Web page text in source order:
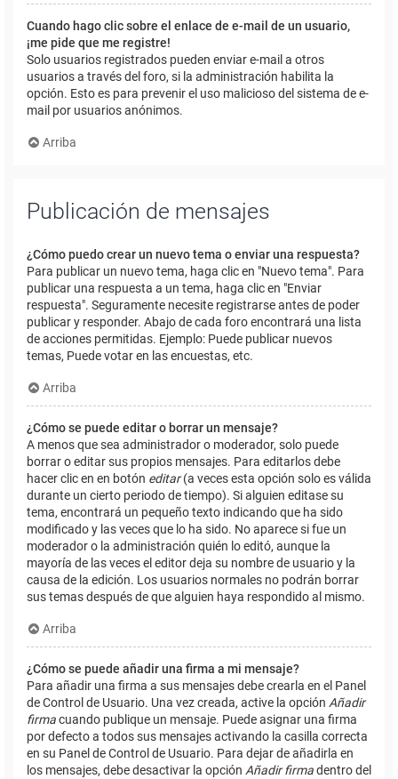
Cuando hago clic sobre el enlace de e-mail de un usuario,
¡me pide que me registre!
Solo usuarios registrados pueden enviar e-mail a otros
usuarios a través del foro, si la administración habilita la
opción. Esto es para prevenir el uso malicioso del sistema de e-
mail por usuarios anónimos.
Arriba
Publicación de mensajes
¿Cómo puedo crear un nuevo tema o enviar una respuesta?
Para publicar un nuevo tema, haga clic en "Nuevo tema". Para
publicar una respuesta a un tema, haga clic en "Enviar
respuesta". Seguramente necesite registrarse antes de poder
publicar y responder. Abajo de cada foro encontrará una lista
de acciones permitidas. Ejemplo: Puede publicar nuevos
temas, Puede votar en las encuestas, etc.
Arriba
¿Cómo se puede editar o borrar un mensaje?
A menos que sea administrador o moderador, solo puede
borrar o editar sus propios mensajes. Para editarlos debe
hacer clic en en botón editar(a veces esta opción solo es válida
durante un cierto periodo de tiempo). Si alguien editase su
tema, encontrará un pequeño texto indicando que ha sido
modificado y las veces que lo ha sido. No aparece si fue un
moderador o la administración quién lo editó, aunque la
mayoría de las veces el editor deja su nombre de usuario y la
causa de la edición. Los usuarios normales no podrán borrar
sus temas después de que alguien haya respondido al mismo.
Arriba
¿Cómo se puede añadir una firma a mi mensaje?
Para añadir una firma a sus mensajes debe crearla en el Panel
de Control de Usuario. Una vez creada, active la opción Añadir
firmacuando publique un mensaje. Puede asignar una firma
por defecto a todos sus mensajes activando la casilla correcta
en su Panel de Control de Usuario. Para dejar de añadirla en
los mensajes, debe desactivar la opción Añadir firmadentro del